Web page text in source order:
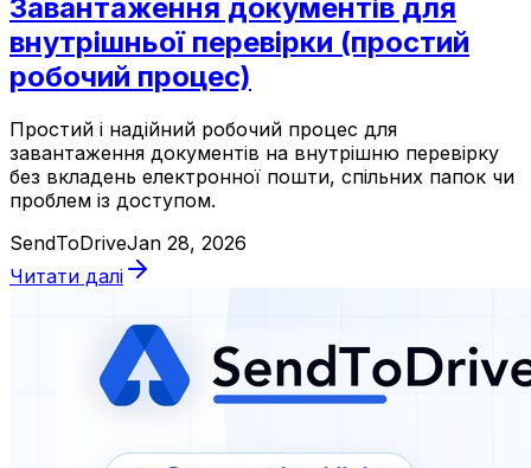
Завантаження документів для
внутрішньої перевірки (простий
робочий процес)
Простий і надійний робочий процес для
завантаження документів на внутрішню перевірку
без вкладень електронної пошти, спільних папок чи
проблем із доступом.
SendToDriveJan 28, 2026
Читати далі